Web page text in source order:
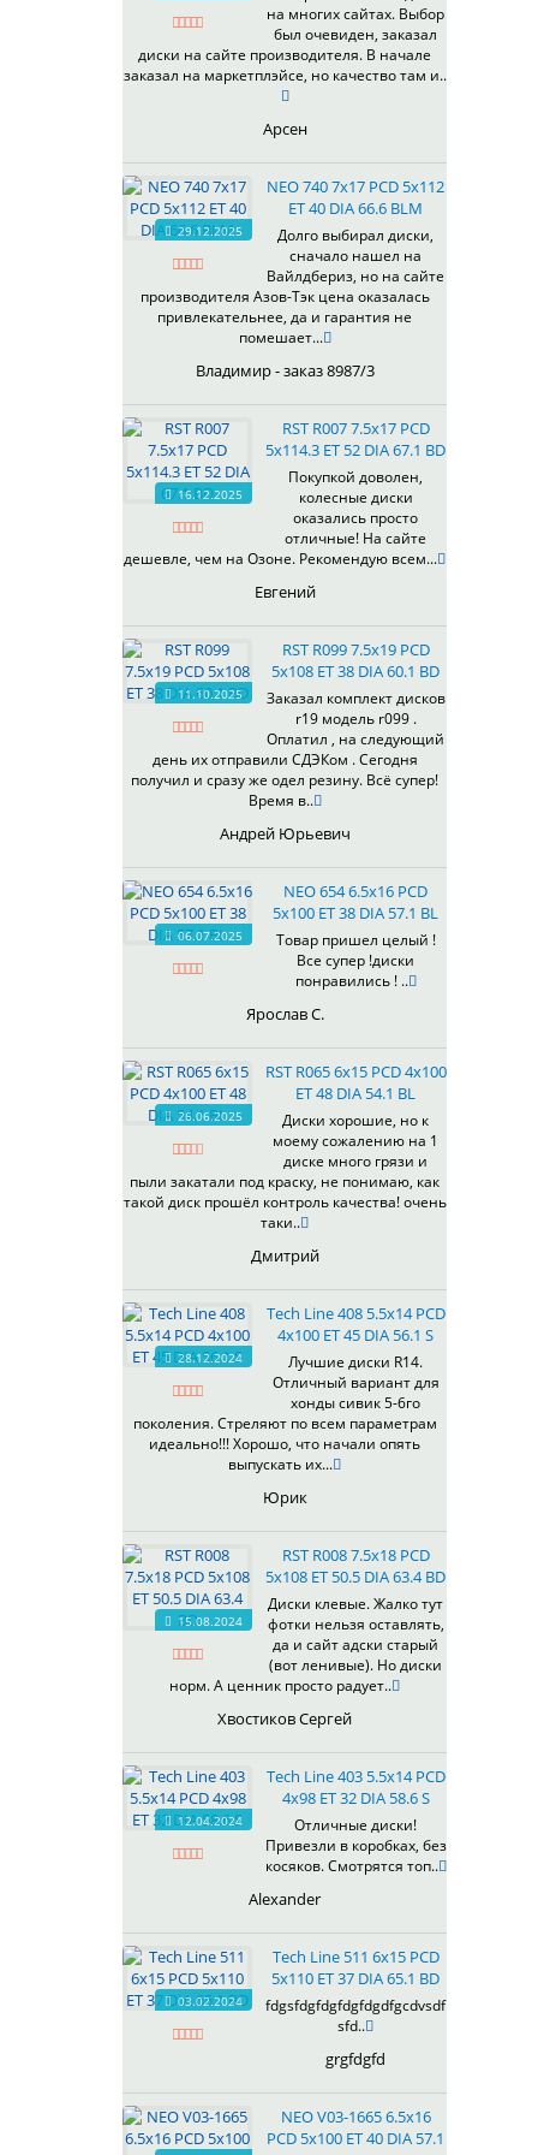
337
401
408
410
411
414
417
423
426
428
429
430
433
438
503
505
508
511
528
529
530
531
535
536
537
538
539
540
541
545
546
547
548
573
574
575
602
604
607
614
622
624
625
626
628
629
633
634
635
641
67,1
70,1
72,6
73,1
74,1
75.1
78.1
98
98,1
MG
MGM
OrD
SL
W
WB
WD
на многих сайтах. Выбор
был очевиден, заказал
диски на сайте производителя. В начале
заказал на маркетплэйсе, но качество там и..
Арсен
29.12.2025
NEO 740 7x17 PCD 5x112
ET 40 DIA 66.6 BLM
Долго выбирал диски,
сначало нашел на
Вайлдбериз, но на сайте
производителя Азов-Тэк цена оказалась
привлекательнее, да и гарантия не
помешает...
Владимир - заказ 8987/3
16.12.2025
RST R007 7.5x17 PCD
5x114.3 ET 52 DIA 67.1 BD
Покупкой доволен,
колесные диски
оказались просто
отличные! На сайте
дешевле, чем на Озоне. Рекомендую всем...
Евгений
11.10.2025
RST R099 7.5x19 PCD
5x108 ET 38 DIA 60.1 BD
Заказал комплект дисков
r19 модель r099 .
Оплатил , на следующий
день их отправили СДЭКом . Сегодня
получил и сразу же одел резину. Всё супер!
Время в..
Андрей Юрьевич
06.07.2025
NEO 654 6.5x16 PCD
5x100 ET 38 DIA 57.1 BL
Товар пришел целый !
Все супер !диски
понравились ! ..
Ярослав С.
26.06.2025
RST R065 6x15 PCD 4x100
ET 48 DIA 54.1 BL
Диски хорошие, но к
моему сожалению на 1
диске много грязи и
пыли закатали под краску, не понимаю, как
такой диск прошёл контроль качества! очень
таки..
Дмитрий
28.12.2024
Tech Line 408 5.5x14 PCD
4x100 ET 45 DIA 56.1 S
Лучшие диски R14.
Отличный вариант для
хонды сивик 5-6го
поколения. Стреляют по всем параметрам
идеально!!! Хорошо, что начали опять
выпускать их...
Юрик
15.08.2024
RST R008 7.5x18 PCD
5x108 ET 50.5 DIA 63.4 BD
Диски клевые. Жалко тут
фотки нельзя оставлять,
да и сайт адски старый
(вот ленивые). Но диски
норм. А ценник просто радует..
Хвостиков Сергей
12.04.2024
Tech Line 403 5.5x14 PCD
4x98 ET 32 DIA 58.6 S
Отличные диски!
Привезли в коробках, без
косяков. Смотрятся топ..
Alexander
03.02.2024
Tech Line 511 6x15 PCD
5x110 ET 37 DIA 65.1 BD
fdgsfdgfdgfdgfdgdfgcdvsdf
sfd..
grgfdgfd
NEO V03-1665 6.5x16
PCD 5x100 ET 40 DIA 57.1